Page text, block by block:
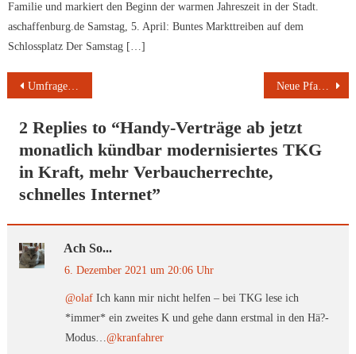
Familie und markiert den Beginn der warmen Jahreszeit in der Stadt.​
aschaffenburg.de Samstag, 5. April: Buntes Markttreiben auf dem
Schlossplatz Der Samstag […]
Beitragsnavigation
Umfrage im Auftrag des Digitalverbands Bitkom – Digitaler Nachlass Neue Pfandregeln ab 2022
2 Replies to “Handy-Verträge ab jetzt
monatlich kündbar modernisiertes TKG
in Kraft, mehr Verbaucherrechte,
schnelles Internet”
Ach So...
6. Dezember 2021 um 20:06 Uhr
@olafIch kann mir nicht helfen – bei TKG lese ich
*immer* ein zweites K und gehe dann erstmal in den Hä?-
Modus…@kranfahrer